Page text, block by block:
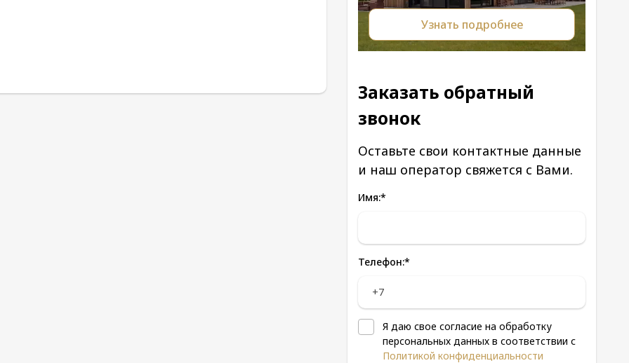
Узнать подробнее
Заказать обратный
звонок
Оставьте свои контактные данные
и наш оператор свяжется с Вами.
Имя:*
Телефон:*
Я даю свое согласие на обработку
персональных данных в соответствии с
Политикой конфиденциальности